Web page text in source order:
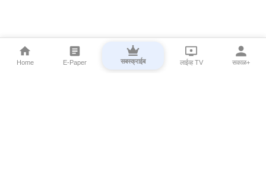
Home E-Paper सबस्क्राईब लाईव्ह TV सकाळ+